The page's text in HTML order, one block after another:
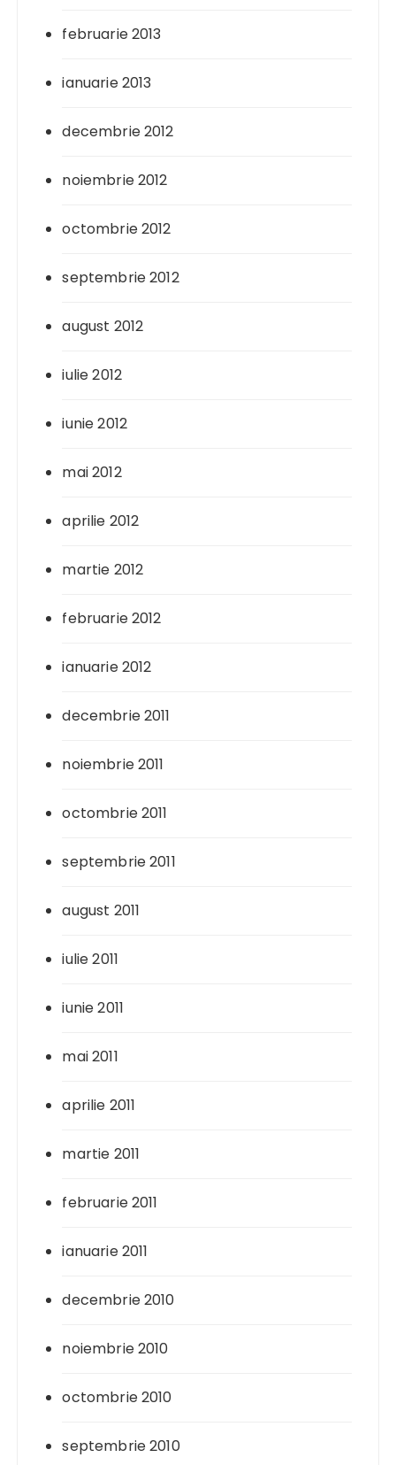
februarie 2013
ianuarie 2013
decembrie 2012
noiembrie 2012
octombrie 2012
septembrie 2012
august 2012
iulie 2012
iunie 2012
mai 2012
aprilie 2012
martie 2012
februarie 2012
ianuarie 2012
decembrie 2011
noiembrie 2011
octombrie 2011
septembrie 2011
august 2011
iulie 2011
iunie 2011
mai 2011
aprilie 2011
martie 2011
februarie 2011
ianuarie 2011
decembrie 2010
noiembrie 2010
octombrie 2010
septembrie 2010